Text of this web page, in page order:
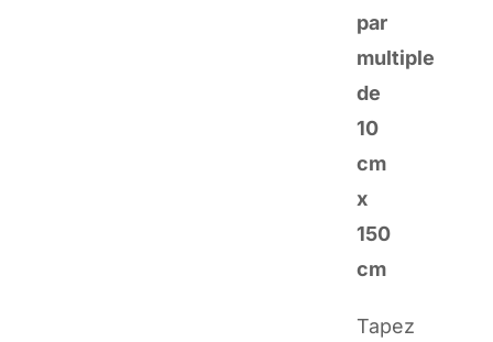
par
multiple
de
10
cm
x
150
cm
Tapez